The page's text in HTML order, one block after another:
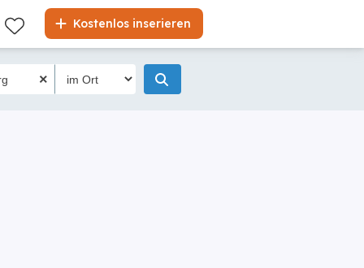
Kostenlos inserieren